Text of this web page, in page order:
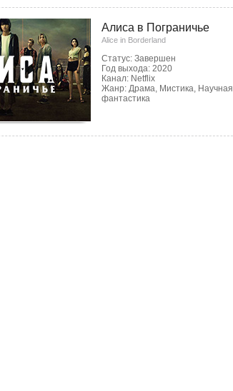
Алиса в Пограничье
Alice in Borderland
Статус: Завершен
Год выхода: 2020
Канал: Netflix
Жанр: Драма, Мистика, Научная
фантастика